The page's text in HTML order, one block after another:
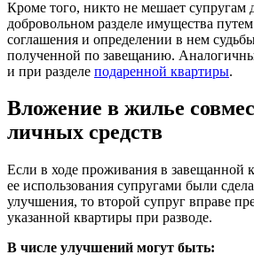
Кроме того, никто не мешает супругам
добровольном разделе имущества
соглашения и определении в нем
полученной по завещанию.
и при разделе подаренной квартиры.
Вложение в жилье
личных средств
Если в ходе проживания в завещанной
ее использования супругами были
улучшения, то второй супруг вправе
указанной квартиры при разводе.
В числе улучшений могут быть: